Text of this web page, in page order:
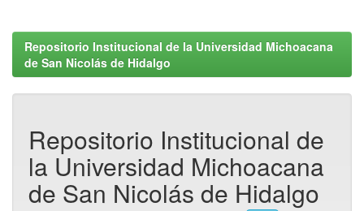
Repositorio Institucional de la Universidad Michoacana
de San Nicolás de Hidalgo
Repositorio Institucional de
la Universidad Michoacana
de San Nicolás de Hidalgo